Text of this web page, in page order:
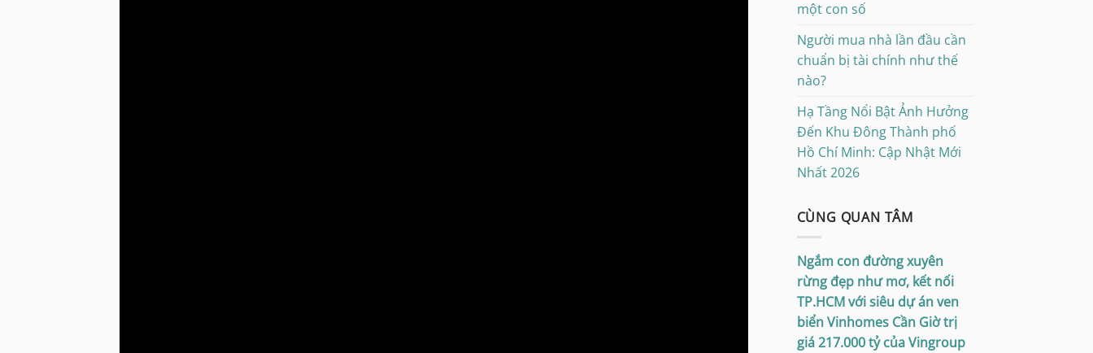
một con số
Người mua nhà lần đầu cần
chuẩn bị tài chính như thế
nào?
Hạ Tầng Nổi Bật Ảnh Hưởng
Đến Khu Đông Thành phố
Hồ Chí Minh: Cập Nhật Mới
Nhất 2026
CÙNG QUAN TÂM
Ngắm con đường xuyên
rừng đẹp như mơ, kết nối
TP.HCM với siêu dự án ven
biển Vinhomes Cần Giờ trị
giá 217.000 tỷ của Vingroup